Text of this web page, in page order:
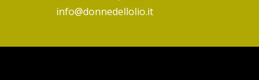
info@donnedellolio.it